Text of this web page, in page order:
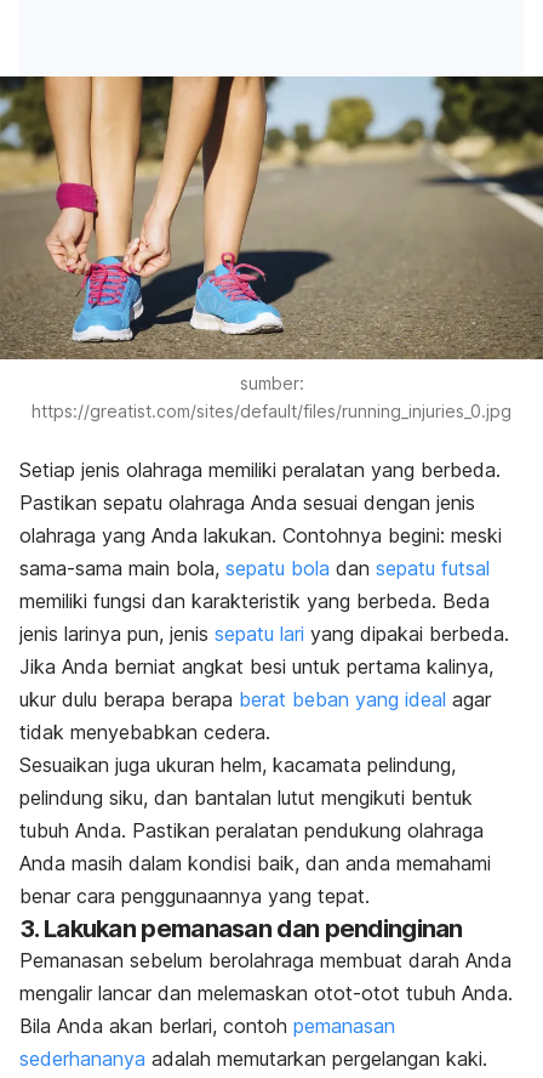
sumber:
https://greatist.com/sites/default/files/running_injuries_0.jpg
Setiap jenis olahraga memiliki peralatan yang berbeda.
Pastikan sepatu olahraga Anda sesuai dengan jenis
olahraga yang Anda lakukan. Contohnya begini: meski
sama-sama main bola, sepatu bola dan sepatu futsal
memiliki fungsi dan karakteristik yang berbeda. Beda
jenis larinya pun, jenis sepatu lari yang dipakai berbeda.
Jika Anda berniat angkat besi untuk pertama kalinya,
ukur dulu berapa berapa berat beban yang ideal agar
tidak menyebabkan cedera.
Sesuaikan juga ukuran helm, kacamata pelindung,
pelindung siku, dan bantalan lutut mengikuti bentuk
tubuh Anda. Pastikan peralatan pendukung olahraga
Anda masih dalam kondisi baik, dan anda memahami
benar cara penggunaannya yang tepat.
3. Lakukan pemanasan dan pendinginan
Pemanasan sebelum berolahraga membuat darah Anda
mengalir lancar dan melemaskan otot-otot tubuh Anda.
Bila Anda akan berlari, contoh pemanasan
sederhananya adalah memutarkan pergelangan kaki.